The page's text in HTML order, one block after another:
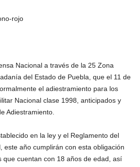
Nacional a través de la 25 Zona
del Estado de Puebla, que el 11 de
el adiestramiento para los
Nacional clase 1998, anticipados y
Adiestramiento.
en la ley y el Reglamento del
este año cumplirán con esta obligación
que cuentan con 18 años de edad, así